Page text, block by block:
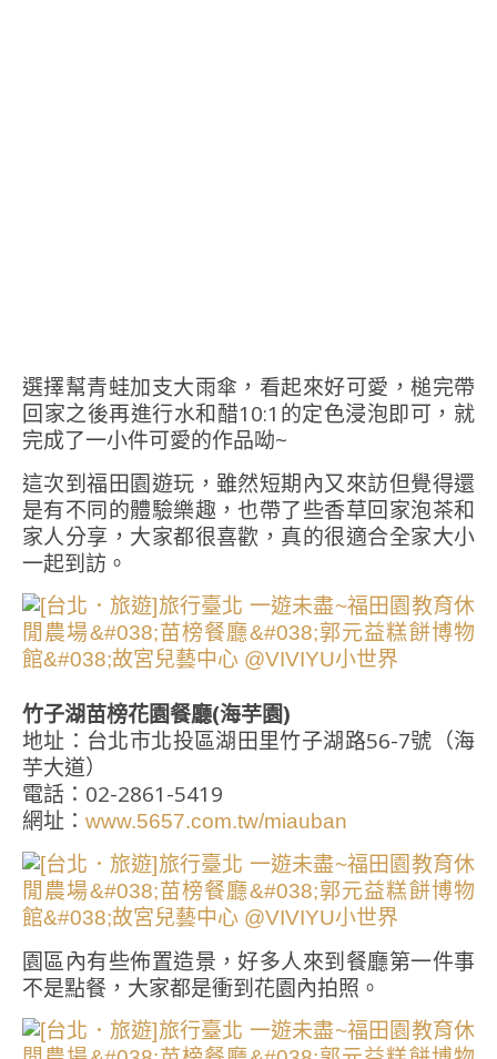
選擇幫青蛙加支大雨傘，看起來好可愛，槌完帶
回家之後再進行水和醋10:1的定色浸泡即可，就
完成了一小件可愛的作品呦~
這次到福田園遊玩，雖然短期內又來訪但覺得還
是有不同的體驗樂趣，也帶了些香草回家泡茶和
家人分享，大家都很喜歡，真的很適合全家大小
一起到訪。
竹子湖苗榜花園餐廳(海芋園)
地址：台北市北投區湖田里竹子湖路56-7號（海
芋大道）
電話：02-2861-5419
網址： www.5657.com.tw/miauban
園區內有些佈置造景，好多人來到餐廳第一件事
不是點餐，大家都是衝到花園內拍照。